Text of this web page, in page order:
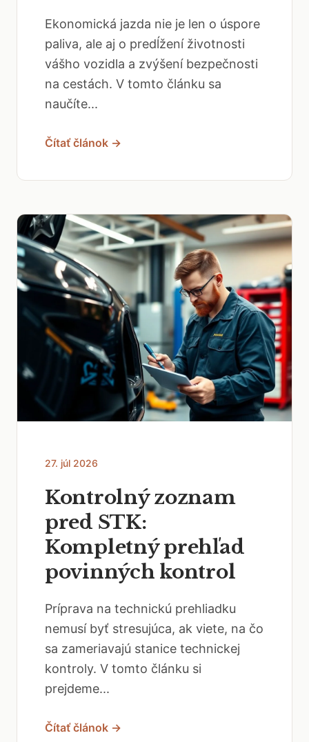
Ekonomická jazda nie je len o úspore
paliva, ale aj o predĺžení životnosti
vášho vozidla a zvýšení bezpečnosti
na cestách. V tomto článku sa
naučíte...
Čítať článok →
27. júl 2026
Kontrolný zoznam
pred STK:
Kompletný prehľad
povinných kontrol
Príprava na technickú prehliadku
nemusí byť stresujúca, ak viete, na čo
sa zameriavajú stanice technickej
kontroly. V tomto článku si
prejdeme...
Čítať článok →